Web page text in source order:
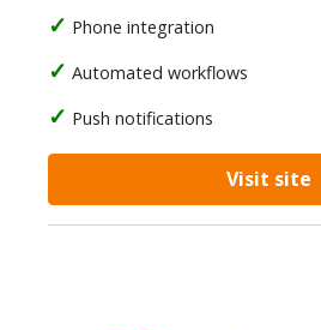
Phone integration
Automated workflows
Push notifications
Visit site